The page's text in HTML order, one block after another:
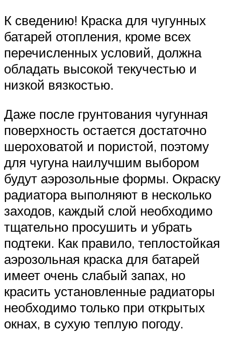
К сведению! Краска для чугунных
батарей отопления, кроме всех
перечисленных условий, должна
обладать высокой текучестью и
низкой вязкостью.
Даже после грунтования чугунная
поверхность остается достаточно
шероховатой и пористой, поэтому
для чугуна наилучшим выбором
будут аэрозольные формы. Окраску
радиатора выполняют в несколько
заходов, каждый слой необходимо
тщательно просушить и убрать
подтеки. Как правило, теплостойкая
аэрозольная краска для батарей
имеет очень слабый запах, но
красить установленные радиаторы
необходимо только при открытых
окнах, в сухую теплую погоду.